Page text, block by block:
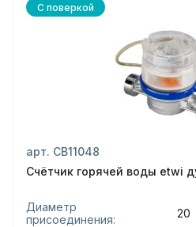
С поверкой
арт. СВ11048
Счётчик горячей воды etwi
Диаметр
присоединения:
20